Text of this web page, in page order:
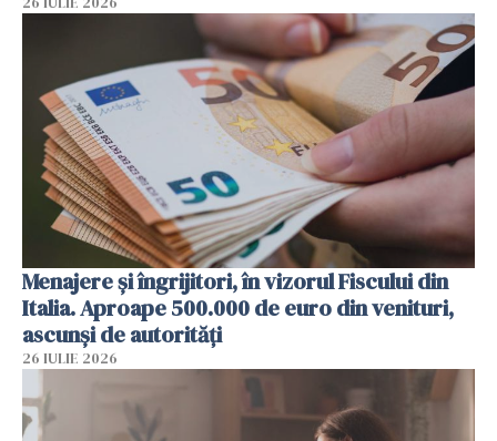
Menajere și îngrijitori, în vizorul Fiscului din
Italia. Aproape 500.000 de euro din venituri,
ascunși de autorități
26 IULIE 2026